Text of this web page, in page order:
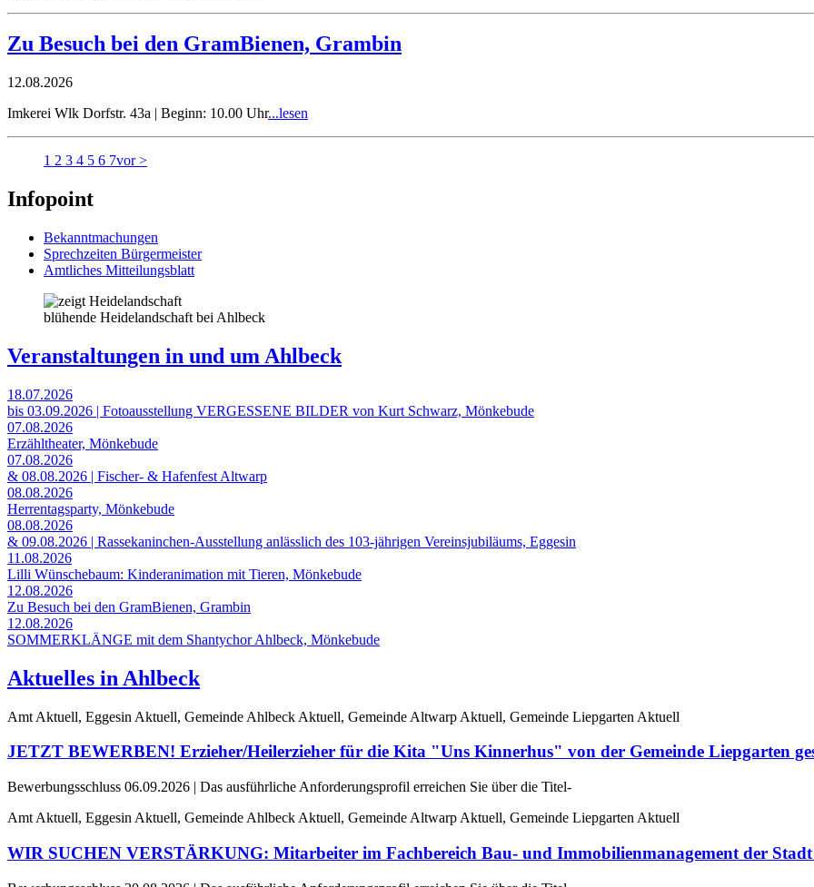
Zu Besuch bei den GramBienen, Grambin
12.08.2026
Imkerei Wlk Dorfstr. 43a | Beginn: 10.00 Uhr...lesen
1 2 3 4 5 6 7vor >
Infopoint
Bekanntmachungen
Sprechzeiten Bürgermeister
Amtliches Mitteilungsblatt
blühende Heidelandschaft bei Ahlbeck
Veranstaltungen in und um Ahlbeck
18.07.2026
bis 03.09.2026 | Fotoausstellung VERGESSENE BILDER von Kurt Schwarz, Mönkebude
07.08.2026
Erzähltheater, Mönkebude
07.08.2026
& 08.08.2026 | Fischer- & Hafenfest Altwarp
08.08.2026
Herrentagsparty, Mönkebude
08.08.2026
& 09.08.2026 | Rassekaninchen-Ausstellung anlässlich des 103-jährigen Vereinsjubiläums, Eggesin
11.08.2026
Lilli Wünschebaum: Kinderanimation mit Tieren, Mönkebude
12.08.2026
Zu Besuch bei den GramBienen, Grambin
12.08.2026
SOMMERKLÄNGE mit dem Shantychor Ahlbeck, Mönkebude
Aktuelles in Ahlbeck
Amt Aktuell, Eggesin Aktuell, Gemeinde Ahlbeck Aktuell, Gemeinde Altwarp Aktuell, Gemeinde Liepgarten Aktuell
JETZT BEWERBEN! Erzieher/Heilerzieher für die Kita "Uns Kinnerhus" von der Gemeinde Liepgarten
Bewerbungsschluss 06.09.2026 | Das ausführliche Anforderungsprofil erreichen Sie über die Titel-
Amt Aktuell, Eggesin Aktuell, Gemeinde Ahlbeck Aktuell, Gemeinde Altwarp Aktuell, Gemeinde Liepgarten Aktuell
WIR SUCHEN VERSTÄRKUNG: Mitarbeiter im Fachbereich Bau- und Immobilienmanagement der Stadt